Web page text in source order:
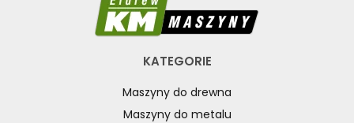
KATEGORIE
Maszyny do drewna
Maszyny do metalu